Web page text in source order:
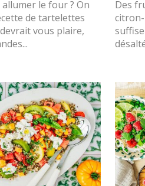
le four ? On
de tartelettes
vous plaire,
Des